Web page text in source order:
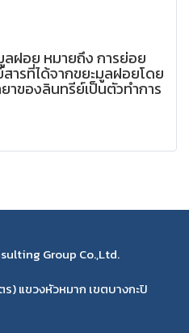
ฝอย หมายถึง การย่อย
ารที่ได้จากขยะมูลฝอยโดย
าของลินทรีย์เป็นตัวทำการ
Group Co.,Ltd.
) แขวงหัวหมาก เขตบางกะปิ